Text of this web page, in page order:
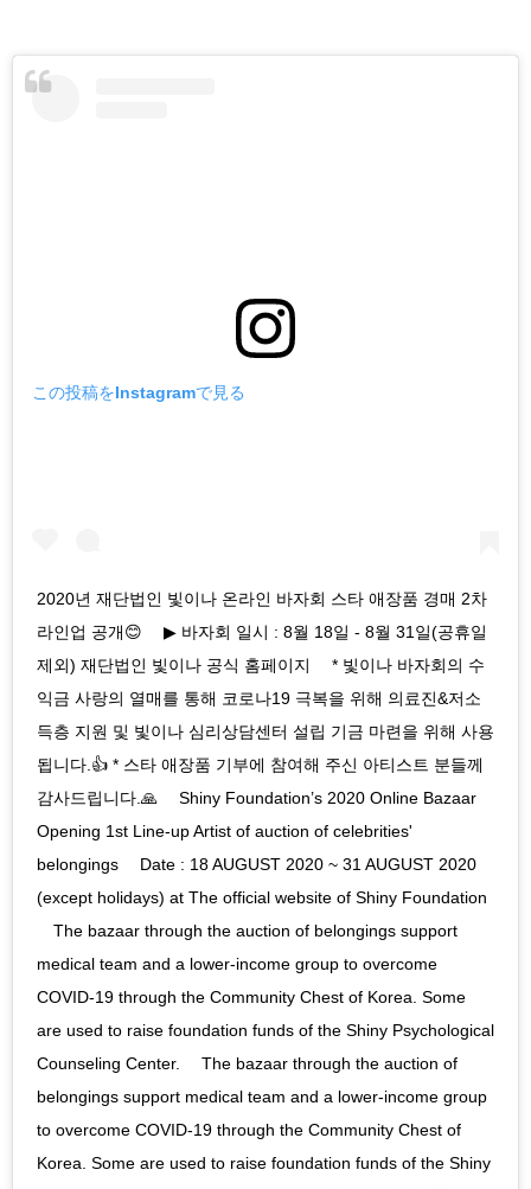
この投稿をInstagramで見る
2020년 재단법인 빛이나 온라인 바자회 스타 애장품 경매 2차
라인업 공개😊 ⠀ ▶ 바자회 일시 : 8월 18일 - 8월 31일(공휴일
제외) 재단법인 빛이나 공식 홈페이지 ⠀ * 빛이나 바자회의 수
익금 사랑의 열매를 통해 코로나19 극복을 위해 의료진&저소
득층 지원 및 빛이나 심리상담센터 설립 기금 마련을 위해 사용
됩니다.👍 * 스타 애장품 기부에 참여해 주신 아티스트 분들께
감사드립니다.🙏 ⠀ Shiny Foundation’s 2020 Online Bazaar
Opening 1st Line-up Artist of auction of celebrities'
belongings ⠀ Date : 18 AUGUST 2020 ~ 31 AUGUST 2020
(except holidays) at The official website of Shiny Foundation
⠀ The bazaar through the auction of belongings support
medical team and a lower-income group to overcome
COVID-19 through the Community Chest of Korea. Some
are used to raise foundation funds of the Shiny Psychological
Counseling Center. ⠀ The bazaar through the auction of
belongings support medical team and a lower-income group
to overcome COVID-19 through the Community Chest of
Korea. Some are used to raise foundation funds of the Shiny